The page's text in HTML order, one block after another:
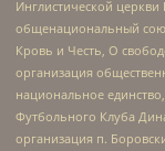
Инглистической
общенациональный
Кровь и Честь, О
организация
национальное
Футбольного Клуба
организация п.